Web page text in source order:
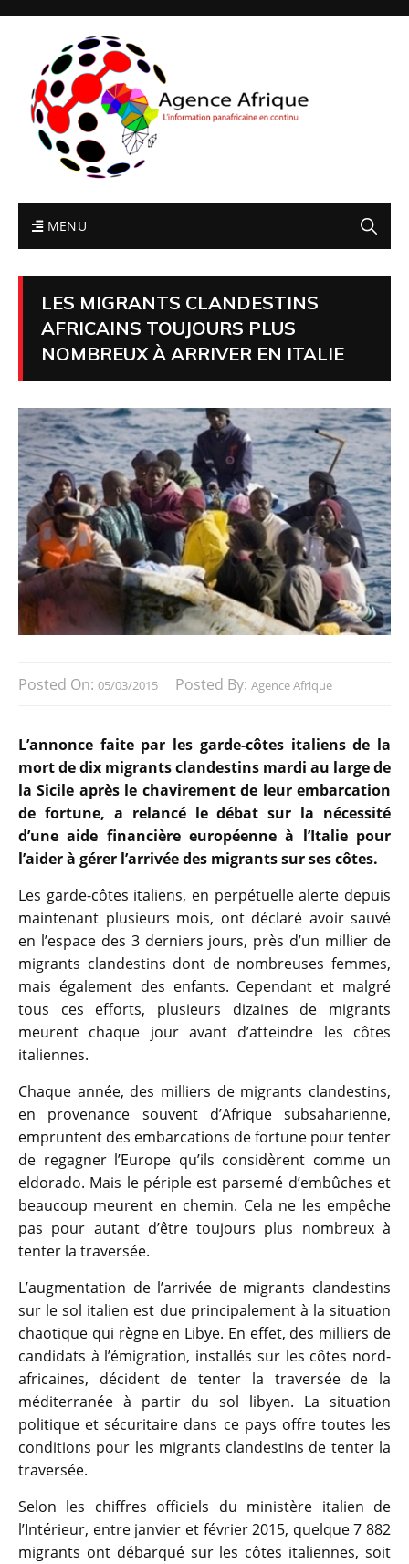
MENU
LES MIGRANTS CLANDESTINS
AFRICAINS TOUJOURS PLUS
NOMBREUX À ARRIVER EN ITALIE
Posted On: 05/03/2015 Posted By: Agence Afrique
L’annonce faite par les garde-côtes italiens de la
mort de dix migrants clandestins mardi au large de
la Sicile après le chavirement de leur embarcation
de fortune, a relancé le débat sur la nécessité
d’une aide financière européenne à l’Italie pour
l’aider à gérer l’arrivée des migrants sur ses côtes.
Les garde-côtes italiens, en perpétuelle alerte depuis
maintenant plusieurs mois, ont déclaré avoir sauvé
en l’espace des 3 derniers jours, près d’un millier de
migrants clandestins dont de nombreuses femmes,
mais également des enfants. Cependant et malgré
tous ces efforts, plusieurs dizaines de migrants
meurent chaque jour avant d’atteindre les côtes
italiennes.
Chaque année, des milliers de migrants clandestins,
en provenance souvent d’Afrique subsaharienne,
empruntent des embarcations de fortune pour tenter
de regagner l’Europe qu’ils considèrent comme un
eldorado. Mais le périple est parsemé d’embûches et
beaucoup meurent en chemin. Cela ne les empêche
pas pour autant d’être toujours plus nombreux à
tenter la traversée.
L’augmentation de l’arrivée de migrants clandestins
sur le sol italien est due principalement à la situation
chaotique qui règne en Libye. En effet, des milliers de
candidats à l’émigration, installés sur les côtes nord-
africaines, décident de tenter la traversée de la
méditerranée à partir du sol libyen. La situation
politique et sécuritaire dans ce pays offre toutes les
conditions pour les migrants clandestins de tenter la
traversée.
Selon les chiffres officiels du ministère italien de
l’Intérieur, entre janvier et février 2015, quelque 7 882
migrants ont débarqué sur les côtes italiennes, soit